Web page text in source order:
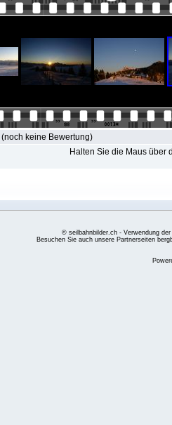
(noch keine Bewertung)
Halten Sie die Maus über
© seilbahnbilder.ch - Verwendung
Besuchen Sie auch unsere Partnerseiten